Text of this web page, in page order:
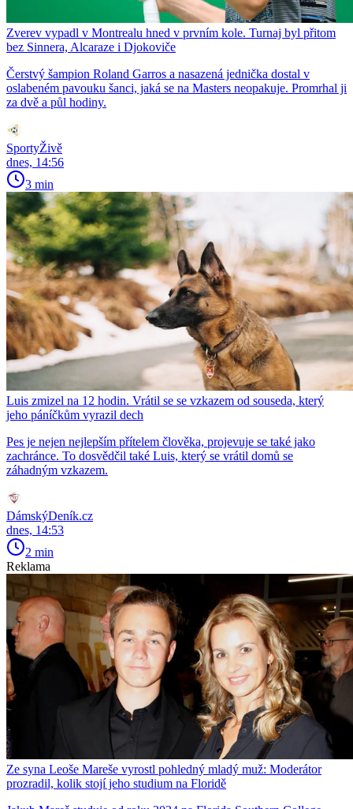
Zverev vypadl v Montrealu hned v prvním kole. Turnaj byl přitom
bez Sinnera, Alcaraze i Djokoviče
Čerstvý šampion Roland Garros a nasazená jednička dostal v
oslabeném pavouku šanci, jaká se na Masters neopakuje. Promrhal ji
za dvě a půl hodiny.
SportyŽivě
dnes, 14:56
3 min
Luis zmizel na 12 hodin. Vrátil se se vzkazem od souseda, který
jeho páníčkům vyrazil dech
Pes je nejen nejlepším přítelem člověka, projevuje se také jako
zachránce. To dosvědčil také Luis, který se vrátil domů se
záhadným vzkazem.
DámskýDeník.cz
dnes, 14:53
2 min
Reklama
Ze syna Leoše Mareše vyrostl pohledný mladý muž: Moderátor
prozradil, kolik stojí jeho studium na Floridě